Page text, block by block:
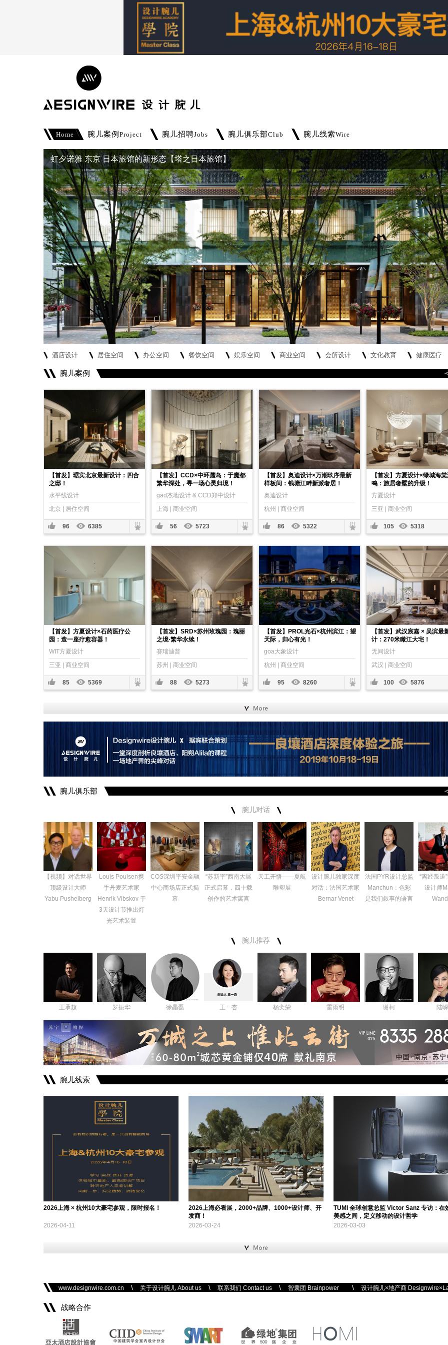
Home 腕儿案例 Project 腕儿招聘Jobs 腕儿俱乐部Club 腕儿线索Wire
虹夕诺雅 东京 日本旅馆的新形态【塔之日本旅馆】
酒店设计 居住空间 办公空间 餐饮空间 娱乐空间 商业空间 会所设计 文化教育 健康医疗
腕儿案例
【首发】琚宾北京最新设计：四合
之邸！
水平线设计
北京 | 居住空间
96 6385
【首发】CCD×中环麓岛：于魔都
繁华深处，寻一场心灵归境！
gad杰地设计 & CCD郑中设计
上海 | 商业空间
56 5723
【首发】奥迪设计×万潮玖序最新
样板间：钱塘江畔新派奢居！
奥迪设计
杭州 | 商业空间
86 5322
【首发】方夏设计×绿城海
鸣：旅居奢墅的升级！
方夏设计
三亚 | 商业空间
105 5318
【首发】方夏设计×石药医疗公
园：造一座疗愈容器！
WIT方夏设计
三亚 | 商业空间
85 5369
【首发】SRD×苏州玫瑰园：瑰丽
之境·繁华永续！
赛瑞迪普
苏州 | 商业空间
88 5273
【首发】PROL光石×杭州滨江：望
天际，归心有光！
goa大象设计
杭州 | 商业空间
95 8260
【首发】武汉宸嘉 × 吴滨最
计：270米瞰江大宅！
无间设计
武汉 | 商业空间
100 5876
腕儿俱乐部
腕儿对话
【视频】对话世界
顶级设计大师
Yabu Pushelberg
Louis Poulsen携
手丹麦艺术家
Henrik Vibskov 于
3天设计节推出灯
光艺术装置
COS深圳平安金融
中心商场店正式揭
幕
“苏新平”西南大展
正式启幕，四十载
创作的艺术寓言
天工开悟——夏航
雕塑展
设计腕儿独家深度
对话：法国艺术家
Bernar Venet
法国PYR设计总监
Manchun：色彩
是我们叙事的语言
“离经叛道
设计师
腕儿推荐
王承超 罗振华 徐晶磊 王一杏 杨奕荣 雷雨明 谢柯 陆嵘
腕儿线索
2026上海 × 杭州10大豪宅参观，限时报名！
2026-04-11
2026上海必看展，2000+品牌、1000+设计师、开
发商！
2026-03-24
TUMI 全球创意总监 Victor Sanz 专访：在
美感之间，定义移动的设计哲学
2026-03-03
www.designwire.com.cn \ 关于设计腕儿 About us \ 联系我们 Contact us \ 智囊团 Brainpower \ 设计腕儿×地产商
战略合作